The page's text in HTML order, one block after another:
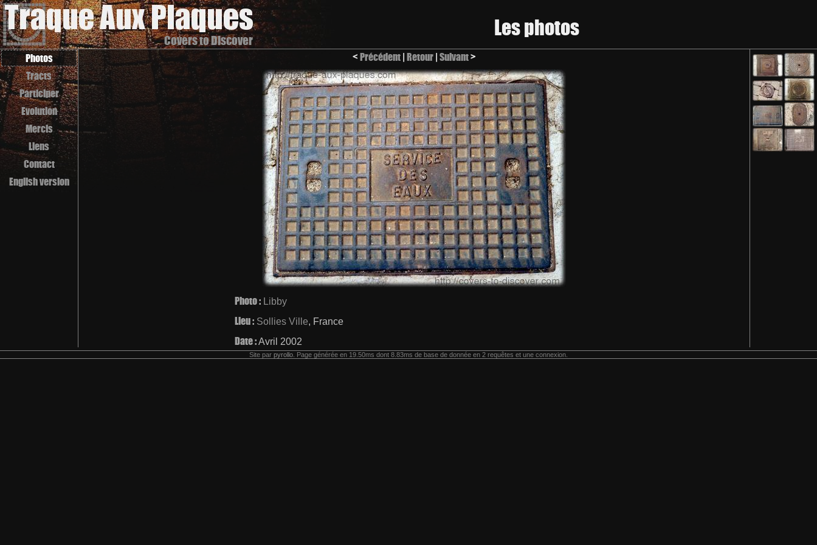
Covers to Discover Les photos
Photos
Tracts
Participer
Evolution
Mercis
Liens
Contact
English version
<Précédent|Retour|Suivant>
Photo : Libby
Lieu : Sollies Ville, France
Date :Avril 2002
Site par pyrollo . Page générée en 19.50ms dont 8.83ms de base de donnée en 2 requêtes et une connexion.